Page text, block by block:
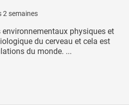
2 semaines
physiques et
du cerveau et cela est
du monde. ...